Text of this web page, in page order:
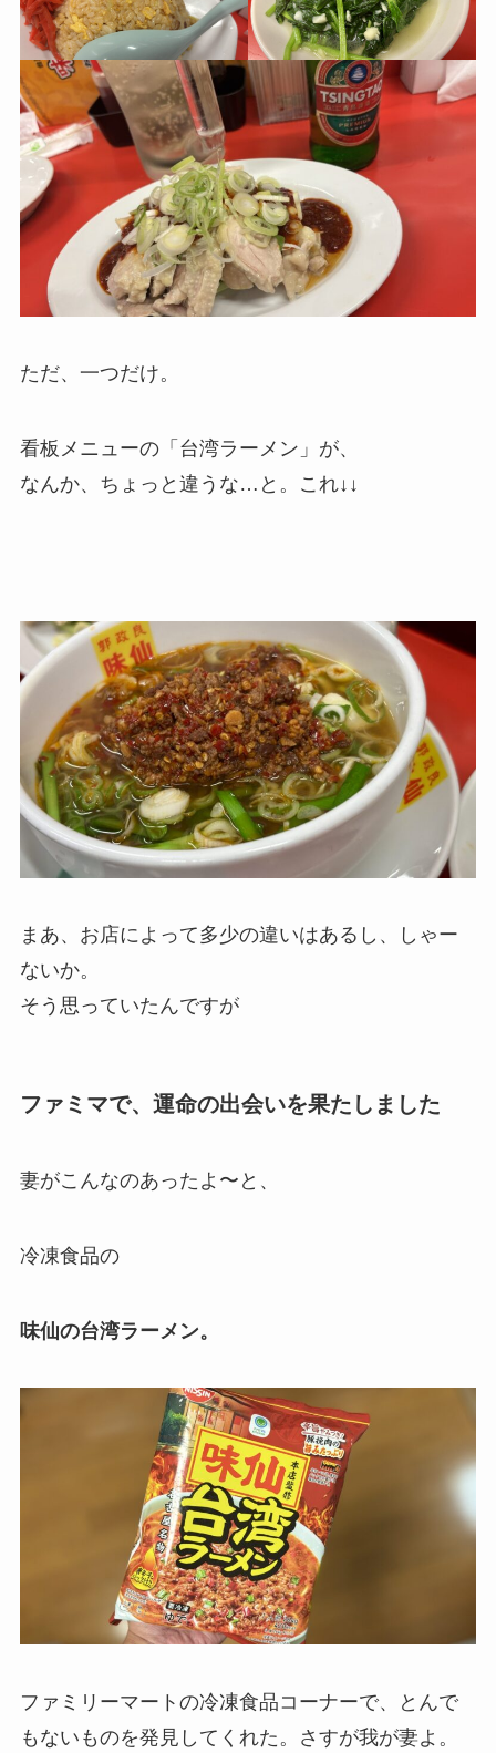
ただ、一つだけ。
看板メニューの「台湾ラーメン」が、
なんか、ちょっと違うな…と。これ↓↓
まあ、お店によって多少の違いはあるし、しゃー
ないか。
そう思っていたんですが
ファミマで、運命の出会いを果たしました
妻がこんなのあったよ〜と、
冷凍食品の
味仙の台湾ラーメン。
ファミリーマートの冷凍食品コーナーで、とんで
もないものを発見してくれた。さすが我が妻よ。